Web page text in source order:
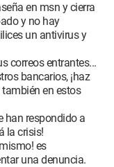
en msn y cierra
y no hay
un antivirus y
correos entrantes...
bancarios, ¡haz
en estos
han respondido a
la crisis!
es
una denuncia.